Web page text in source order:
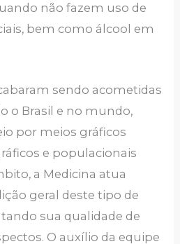
não fazem uso de
bem como álcool em
sendo acometidas
o Brasil e no mundo,
por meios gráficos
e populacionais
a Medicina atua
geral deste tipo de
sua qualidade de
O auxílio da equipe